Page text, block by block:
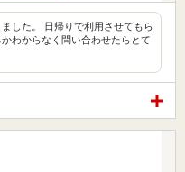
した。 日帰りで利用させてもら
わからなく問い合わせたらとて